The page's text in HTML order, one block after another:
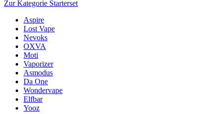
Zur Kategorie Starterset
Aspire
Lost Vape
Nevoks
OXVA
Moti
Vaporizer
Asmodus
Da One
Wondervape
Elfbar
Yooz